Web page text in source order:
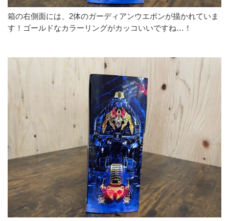
箱の右側面には、2体のガーディアンウエポンが描かれていま
す！ゴールドなカラーリングがカッコいいですね…！